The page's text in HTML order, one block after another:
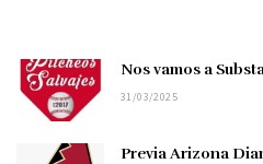
Nos vamos a
31/03/2025
Previa Arizona